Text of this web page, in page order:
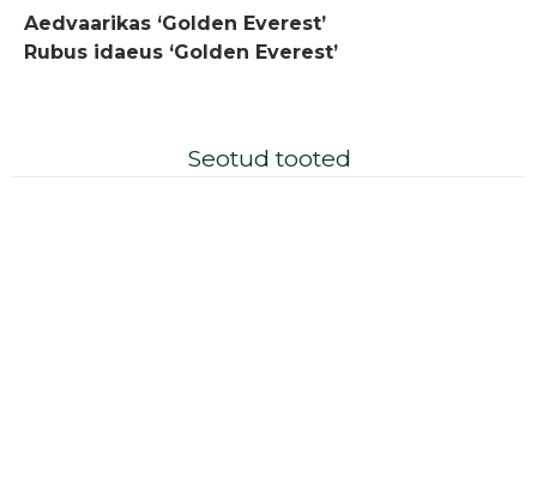
Aedvaarikas ‘Golden Everest’
Rubus idaeus ‘Golden Everest’
Seotud tooted